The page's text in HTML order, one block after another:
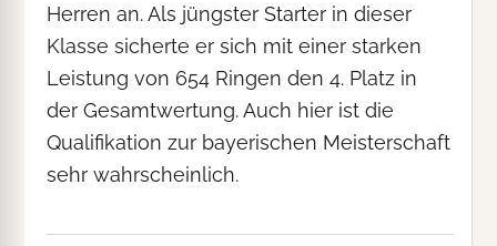
Herren an. Als jüngster Starter in dieser
Klasse sicherte er sich mit einer starken
Leistung von 654 Ringen den 4. Platz in
der Gesamtwertung. Auch hier ist die
Qualifikation zur bayerischen Meisterschaft
sehr wahrscheinlich.